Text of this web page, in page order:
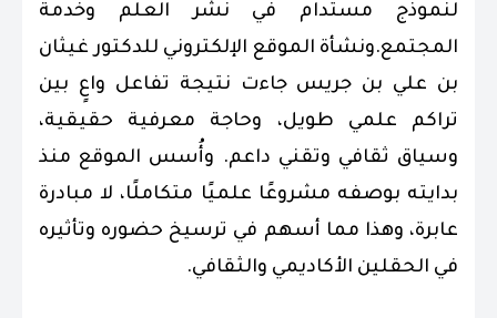
لنموذج مستدام في نشر العلم وخدمة
المجتمع.ونشأة الموقع الإلكتروني للدكتور غيثان
بن علي بن جريس جاءت نتيجة تفاعل واعٍ بين
تراكم علمي طويل، وحاجة معرفية حقيقية،
وسياق ثقافي وتقني داعم. وأُسس الموقع منذ
بدايته بوصفه مشروعًا علميًا متكاملًا، لا مبادرة
عابرة، وهذا مما أسهم في ترسيخ حضوره وتأثيره
في الحقلين الأكاديمي والثقافي.